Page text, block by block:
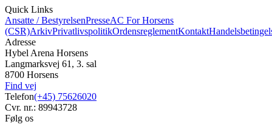
Quick Links
Ansatte / BestyrelsenPresseAC For Horsens
(CSR)ArkivPrivatlivspolitikOrdensreglementKontakt
Adresse
Hybel Arena Horsens
Langmarksvej 61, 3. sal
8700 Horsens
Find vej
Telefon(+45) 75626020
Cvr. nr.: 89943728
Følg os